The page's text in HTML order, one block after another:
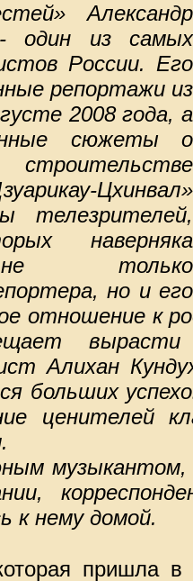
Александр
- один из самых
России. Его
репортажи из
2008 года, а
сюжеты о
Цхинвал»
телезрителей,
наверняка
только
но и его
отношение к
Алихан
больших
ценителей
к нему домой.
пришла в